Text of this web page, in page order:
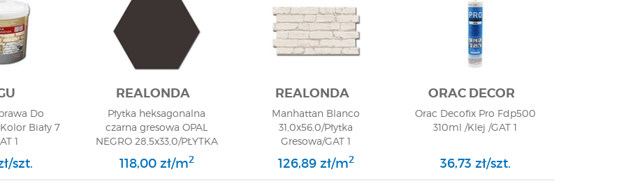
Do
Biały 7
1
szt.
REALONDA
Płytka heksagonalna
czarna gresowa OPAL
NEGRO 28,5x33,0/PŁYTKA
GRESOWA/GAT 1
118,00 zł/m2
REALONDA
Manhattan Blanco
31,0x56,0/Płytka
Gresowa/GAT 1
126,89 zł/m2
ORAC DECOR
Orac Decofix Pro Fdp500
310ml /Klej /GAT 1
36,73 zł/szt.